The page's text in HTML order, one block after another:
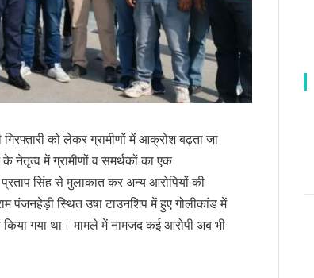
को लेकर ग्रामीणों में आक्रोश बढ़ता जा
के नेतृत्व में ग्रामीणों व समर्थकों का एक
सिंह से मुलाकात कर अन्य आरोपियों की
पंजनहेड़ी स्थित उषा टाउनशिप में हुए गोलीकांड में
गया था। मामले में नामजद कई आरोपी अब भी